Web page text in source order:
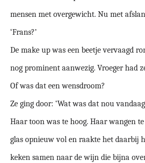
mensen met overgewicht. Nu met
‘Frans?’
De make up was een beetje vervaagd
nog prominent aanwezig. Vroeger had
Of was dat een wensdroom?
Ze ging door: ‘Wat was dat nou
Haar toon was te hoog. Haar wangen
glas opnieuw vol en raakte het daarbij
keken samen naar de wijn die bijna